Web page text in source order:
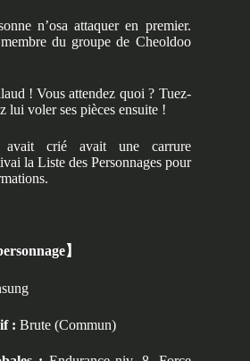
n’osa attaquer en premier.
du groupe de Cheoldoo
! Vous attendez quoi ? Tuez-
lui voler ses pièces ensuite !
avait crié avait une carrure
la Liste des Personnages pour
】
: Brute (Commun)